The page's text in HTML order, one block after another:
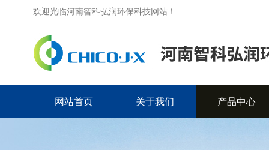
欢迎光临河南智科弘润环保科技网站！
网站首页 关于我们 产品中心